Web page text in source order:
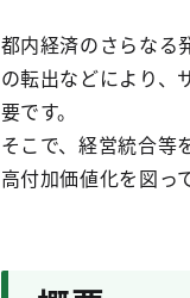
都内経済のさらなる
の転出などにより、
要です。
そこで、経営統合等
高付加価値化を図っ